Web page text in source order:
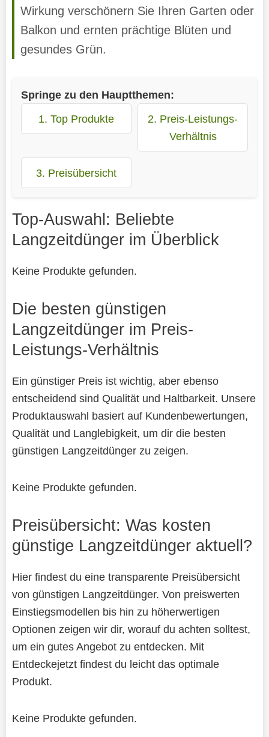
Wirkung verschönern Sie Ihren Garten oder
Balkon und ernten prächtige Blüten und
gesundes Grün.
Springe zu den Hauptthemen:
1. Top Produkte
2. Preis-Leistungs-
Verhältnis
3. Preisübersicht
Top-Auswahl: Beliebte
Langzeitdünger im Überblick
Keine Produkte gefunden.
Die besten günstigen
Langzeitdünger im Preis-
Leistungs-Verhältnis
Ein günstiger Preis ist wichtig, aber ebenso
entscheidend sind Qualität und Haltbarkeit. Unsere
Produktauswahl basiert auf Kundenbewertungen,
Qualität und Langlebigkeit, um dir die besten
günstigen Langzeitdünger zu zeigen.
Keine Produkte gefunden.
Preisübersicht: Was kosten
günstige Langzeitdünger aktuell?
Hier findest du eine transparente Preisübersicht
von günstigen Langzeitdünger. Von preiswerten
Einstiegsmodellen bis hin zu höherwertigen
Optionen zeigen wir dir, worauf du achten solltest,
um ein gutes Angebot zu entdecken. Mit
Entdeckejetzt findest du leicht das optimale
Produkt.
Keine Produkte gefunden.